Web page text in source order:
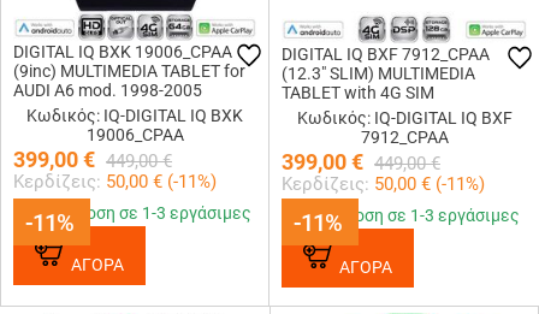
-11%
DIGITAL IQ BXK 19006_CPAA
(9inc) MULTIMEDIA TABLET for
AUDI A6 mod. 1998-2005
Κωδικός: IQ-DIGITAL IQ BXK
19006_CPAA
399,00€ 449,00 €
Κερδίζεις: 50,00 € (-11%)
-11%
Παράδοση σε 1-3 εργάσιμες
ΑΓΟΡΑ
-11%
DIGITAL IQ BXF 7912_CPAA
(12.3" SLIM) MULTIMEDIA
TABLET with 4G SIM
Κωδικός: IQ-DIGITAL IQ BXF
7912_CPAA
399,00€ 449,00 €
Κερδίζεις: 50,00 € (-11%)
-11%
Παράδοση σε 1-3 εργάσιμες
ΑΓΟΡΑ